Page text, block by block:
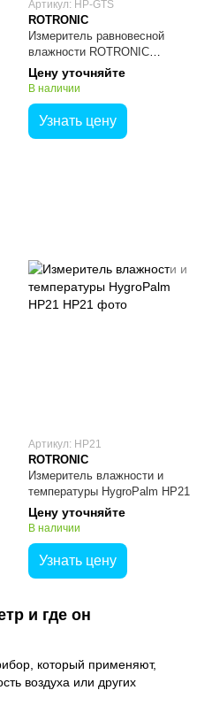
и где он
который применяют,
воздуха или других
Артикул: HP-GTS
ROTRONIC
Измеритель равновесной
влажности ROTRONIC
Hygropalm HP-GTS для
картона
Цену уточняйте
В наличии
Узнать цену
Артикул: HP21
ROTRONIC
Измеритель влажности и
температуры HygroPalm HP21
Цену уточняйте
В наличии
Узнать цену